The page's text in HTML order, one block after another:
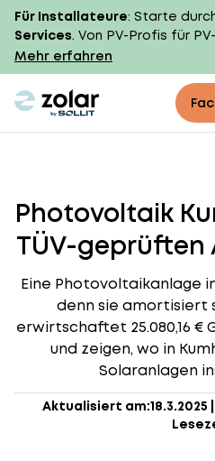
Für Installateure: Starte
Services. Von PV-Profis für
Mehr erfahren
zolar logo
Photovoltaik
TÜV-geprüften
Eine Photovoltaikanlage
denn sie amortisiert
erwirtschaftet 25.080,16 €
und zeigen, wo in
Solaranlagen
Aktualisiert am:18.3.2025